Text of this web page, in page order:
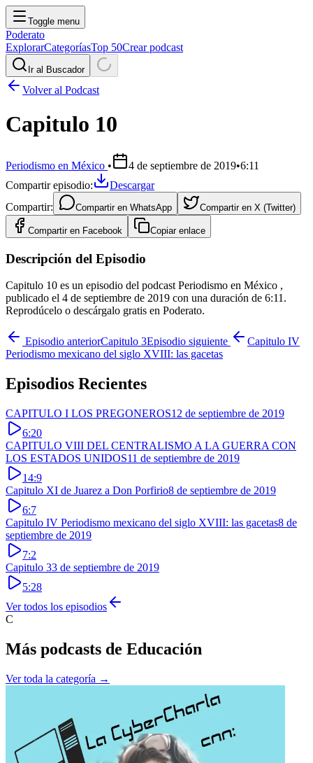
Toggle menu
Poderato
ExplorarCategoríasTop 50Crear podcast
Ir al Buscador
Volver al Podcast
Capitulo 10
Periodismo en México • 4 de septiembre de 2019•6:11
Compartir episodio:
Descargar
Compartir:
Compartir en WhatsApp Compartir en X (Twitter)
Compartir en Facebook Copiar enlace
Descripción del Episodio
Capitulo 10 es un episodio del podcast Periodismo en México ,
publicado el 4 de septiembre de 2019 con una duración de 6:11.
Reprodúcelo o descárgalo gratis en Poderato.
Episodio anteriorCapitulo 3Episodio siguiente
Capitulo IV
Periodismo mexicano del siglo XVIII: las gacetas
Episodios Recientes
CAPITULO I LOS PREGONEROS12 de septiembre de 2019
6:20
CAPITULO VIII DEL CENTRALISMO A LA GUERRA CON
LOS ESTADOS UNIDOS11 de septiembre de 2019
14:9
Capitulo XI de Juarez a Don Porfirio8 de septiembre de 2019
6:7
Capitulo IV Periodismo mexicano del siglo XVIII: las gacetas8 de
septiembre de 2019
7:2
Capitulo 33 de septiembre de 2019
5:28
Ver todos los episodios
C
Más podcasts de Educación
Ver toda la categoría →